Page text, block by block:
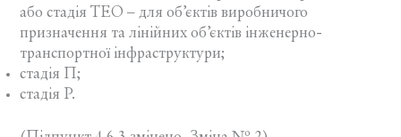
або стадія ТЕО – для об’єктів виробничого
призначення та лінійних об’єктів інженерно-
транспортної інфраструктури;
стадія П;
стадія Р.